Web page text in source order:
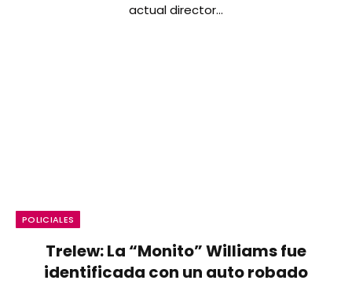
actual director…
POLICIALES
Trelew: La “Monito” Williams fue
identificada con un auto robado